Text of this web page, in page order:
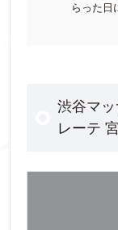
らった日
渋谷マ
レーテ